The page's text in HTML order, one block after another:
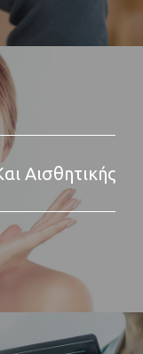
Αισθητικής